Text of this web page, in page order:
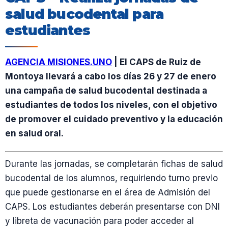
salud bucodental para
estudiantes
AGENCIA MISIONES.UNO | El CAPS de Ruiz de
Montoya llevará a cabo los días 26 y 27 de enero
una campaña de salud bucodental destinada a
estudiantes de todos los niveles, con el objetivo
de promover el cuidado preventivo y la educación
en salud oral.
Durante las jornadas, se completarán fichas de salud
bucodental de los alumnos, requiriendo turno previo
que puede gestionarse en el área de Admisión del
CAPS. Los estudiantes deberán presentarse con DNI
y libreta de vacunación para poder acceder al